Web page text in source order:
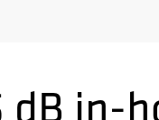
dB in-